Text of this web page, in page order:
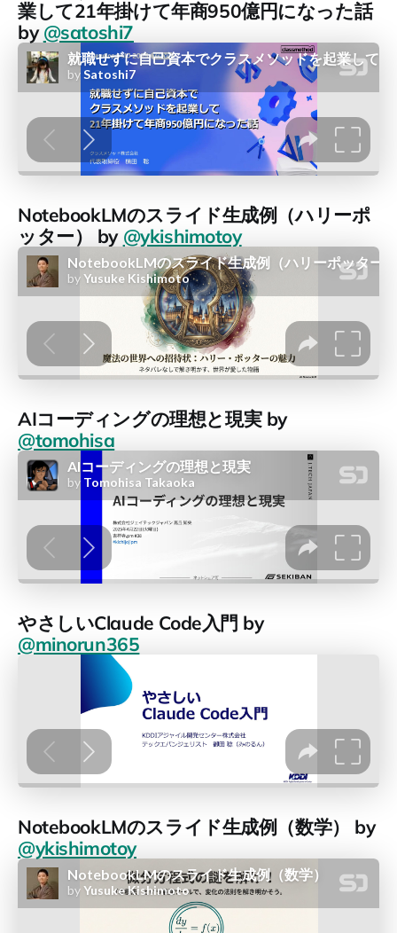
業して21年掛けて年商950億円になった話
by@satoshi7
NotebookLMのスライド生成例（ハリーポ
ッター） by @ykishimotoy
AIコーディングの理想と現実 by
@tomohisa
やさしいClaude Code入門 by
@minorun365
NotebookLMのスライド生成例（数学） by
@ykishimotoy